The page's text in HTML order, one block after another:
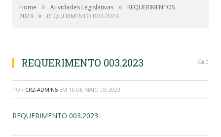
Home » Atividades Legislativas »
REQUERIMENTOS
2023
» REQUERIMENTO 003.2023
REQUERIMENTO 003.2023 0
POR CR2-ADMIN5 EM 15 DE MAIO DE 2023
REQUERIMENTO 003.2023